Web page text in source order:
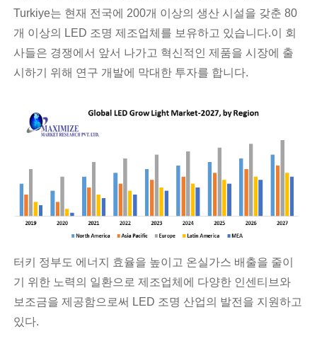
Turkiye는 현재 전국에 200개 이상의 생산 시설을 갖춘 80
개 이상의 LED 조명 제조업체를 보유하고 있습니다.이 회
사들은 경쟁에서 앞서 나가고 혁신적인 제품을 시장에 출
시하기 위해 연구 개발에 막대한 투자를 합니다.
터키 정부도 에너지 효율을 높이고 온실가스 배출을 줄이
기 위한 노력의 일환으로 제조업체에 다양한 인센티브와
보조금을 제공함으로써 LED 조명 산업의 발전을 지원하고
있다.